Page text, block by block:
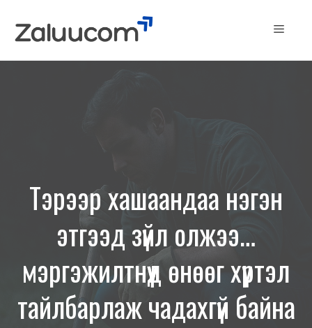
Menu
Тэрээр хашаандаа нэгэн
этгээд зүйл олжээ…
мэргэжилтнүүд өнөөг хүртэл
тайлбарлаж чадахгүй байна